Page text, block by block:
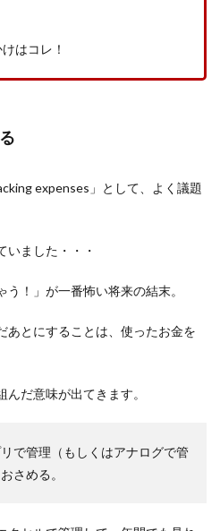
はコレ！
expenses」として、よく議題
いました・・・
！」が一番怖い将来の結末。
あとにすることは、使ったお金を
だ意味が出てきます。
管理（もしくはアナログで管
さめる。